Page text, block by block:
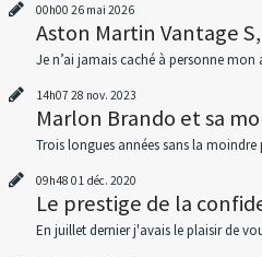
00h00 26 mai 2026
Aston Martin Vantage
Je n’ai jamais caché à personne
14h07 28 nov. 2023
Marlon Brando et sa
Trois longues années sans la
09h48 01 déc. 2020
Le prestige de la
En juillet dernier j'avais le plaisir de